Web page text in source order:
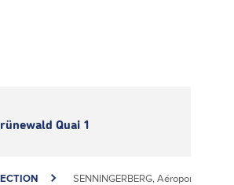
Quai 1
SENNINGERBERG, Aéroport